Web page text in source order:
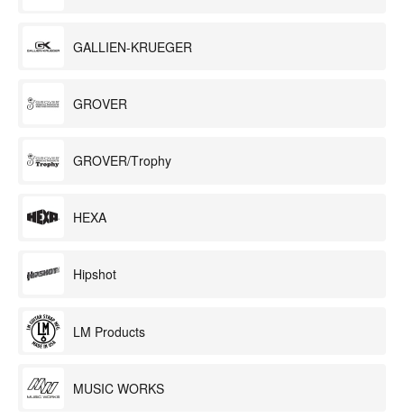
GALLIEN-KRUEGER
GROVER
GROVER/Trophy
HEXA
Hipshot
LM Products
MUSIC WORKS